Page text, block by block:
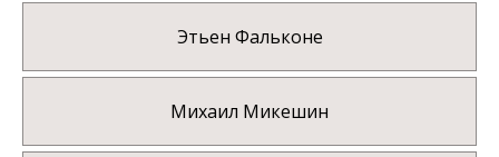
Этьен Фальконе
Михаил Микешин